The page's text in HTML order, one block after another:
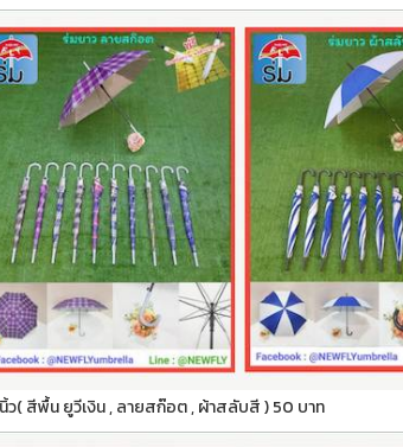
ว( สีพื้น ยูวีเงิน , ลายสก๊อต , ผ้าสลับสี ) 50 บาท